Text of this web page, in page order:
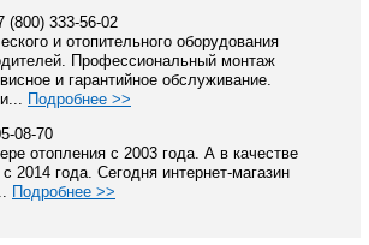
(800) 333-56-02
и отопительного оборудования
Профессиональный монтаж
и гарантийное обслуживание.
Подробнее >>
08-70
отопления с 2003 года. А в качестве
с 2014 года. Сегодня интернет-магазин
Подробнее >>